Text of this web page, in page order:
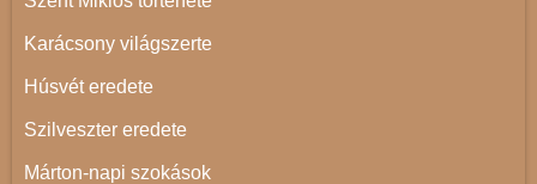
Karácsony világszerte
Húsvét eredete
Szilveszter eredete
Márton-napi szokások